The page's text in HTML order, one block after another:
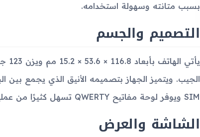
بسبب متانته وسهولة استخدامه.
التصميم والجسم
SIM ويوفر لوحة مفاتيح QWERTY تسهل كثيرًا من عمليات الكتابة.
الشاشة والعرض